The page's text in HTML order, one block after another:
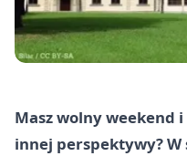
Masz wolny weekend
innej perspektywy? W